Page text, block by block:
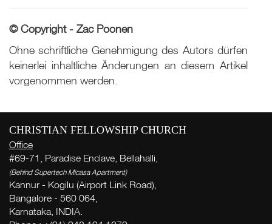
© Copyright - Zac Poonen
Ohne schriftliche Genehmigung des Autors dürfen
keinerlei inhaltliche Änderungen an diesem Artikel
vorgenommen werden.
CHRISTIAN FELLOWSHIP CHURCH
Office
#69-71, Paradise Enclave, Bellahalli,
(Behind Supertech Micasa Apartment)
Kannur - Kogilu (Airport Link Road),
Bangalore - 560 064,
Karnataka, INDIA.